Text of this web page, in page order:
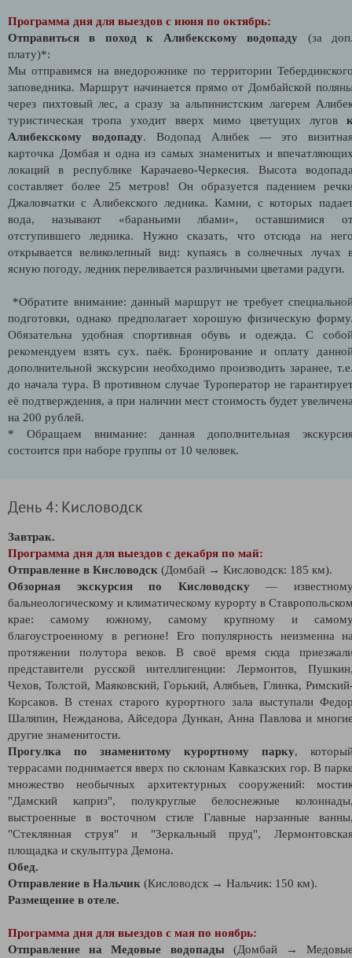
Программа дня для выездов с июня по октябрь:
Отправиться в поход к Алибекскому водопаду (за
плату)*:
Мы отправимся на внедорожнике по территории
заповедника. Маршрут начинается прямо от Домбайской
через пихтовый лес, а сразу за альпинистским лагерем
туристическая тропа уходит вверх мимо цветущих лугов
Алибекскому водопаду. Водопад Алибек — это
карточка Домбая и одна из самых знаменитых и
локаций в республике Карачаево-Черкесия. Высота
составляет более 25 метров! Он образуется падением
Джаловчатки с Алибекского ледника. Камни, с которых
вода, называют «бараньими лбами», оставшимися
отступившего ледника. Нужно сказать, что отсюда на
открывается великолепный вид: купаясь в солнечных лучах
ясную погоду, ледник переливается различными цветами радуги.
*Обратите внимание: данный маршрут не требует
подготовки, однако предполагает хорошую физическую
Обязательна удобная спортивная обувь и одежда. С
рекомендуем взять сух. паёк. Бронирование и оплату
дополнительной экскурсии необходимо производить заранее,
до начала тура. В противном случае Туроператор не
её подтверждения, а при наличии мест стоимость будет
на 200 рублей.
* Обращаем внимание: данная дополнительная
состоится при наборе группы от 10 человек.
День 4: Кисловодск
Завтрак.
Программа дня для выездов с декабря по май:
Отправление в Кисловодск (Домбай → Кисловодск: 185 км).
Обзорная экскурсия по Кисловодску—
бальнеологическому и климатическому курорту в
крае: самому южному, самому крупному и
благоустроенному в регионе! Его популярность неизменна
протяжении полутора веков. В своё время сюда
представители русской интеллигенции: Лермонтов,
Чехов, Толстой, Маяковский, Горький, Алябьев, Глинка,
Корсаков. В стенах старого курортного зала выступали
Шаляпин, Нежданова, Айседора Дункан, Анна Павлова и
другие знаменитости.
Прогулка по знаменитому курортному парку,
террасами поднимается вверх по склонам Кавказских гор. В
множество необычных архитектурных сооружений:
"Дамский каприз", полукруглые белоснежные
выстроенные в восточном стиле Главные нарзанные
"Стеклянная струя" и "Зеркальный пруд",
площадка и скульптура Демона.
Обед.
Отправление в Нальчик (Кисловодск → Нальчик: 150 км).
Размещение в отеле.
Программа дня для выездов с мая по ноябрь:
Отправление на Медовые водопады (Домбай →